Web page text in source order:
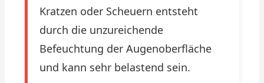
Kratzen oder Scheuern entsteht
durch die unzureichende
Befeuchtung der Augenoberfläche
und kann sehr belastend sein.